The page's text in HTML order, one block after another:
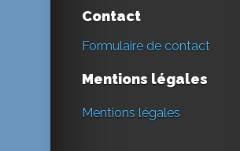
Contact
Formulaire de contact
Mentions légales
Mentions légales